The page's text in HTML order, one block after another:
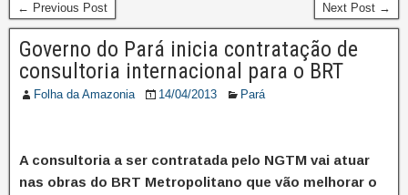
← Previous Post Next Post →
Governo do Pará inicia contratação de
consultoria internacional para o BRT
Folha da Amazonia 14/04/2013 Pará
A consultoria a ser contratada pelo NGTM vai atuar
nas obras do BRT Metropolitano que vão melhorar o